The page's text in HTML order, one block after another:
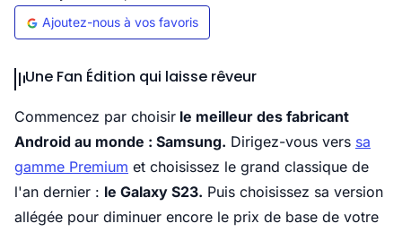
Ajoutez-nous à vos favoris
Une Fan Édition qui laisse rêveur
Commencez par choisir le meilleur des fabricant
Android au monde : Samsung. Dirigez-vous vers sa
gamme Premium et choisissez le grand classique de
l'an dernier : le Galaxy S23. Puis choisissez sa version
allégée pour diminuer encore le prix de base de votre